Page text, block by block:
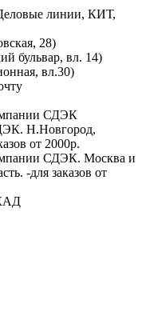
линии, КИТ,
28)
бульвар, вл. 14)
вл.30)
СДЭК
Н.Новгород,
от 2000р.
СДЭК. Москва и
-для заказов от